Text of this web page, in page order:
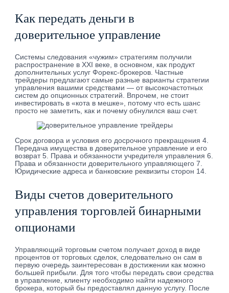
Как передать деньги в
доверительное управление
Системы следования «чужим» стратегиям получили
распространение в XXI веке, в основном, как продукт
дополнительных услуг Форекс-брокеров. Частные
трейдеры предлагают самые разные варианты стратегии
управления вашими средствами — от высокочастотных
систем до опционных стратегий. Впрочем, не стоит
инвестировать в «кота в мешке», потому что есть шанс
просто не заметить, как и почему обнулился ваш счет.
Срок договора и условия его досрочного прекращения 4.
Передача имущества в доверительное управление и его
возврат 5. Права и обязанности учредителя управления 6.
Права и обязанности доверительного управляющего 7.
Юридические адреса и банковские реквизиты сторон 14.
Виды счетов доверительного
управления торговлей бинарными
опционами
Управляющий торговым счетом получает доход в виде
процентов от торговых сделок, следовательно он сам в
первую очередь заинтересован в достижении как можно
большей прибыли. Для того чтобы передать свои средства
в управление, клиенту необходимо найти надежного
брокера, который бы предоставлял данную услугу. После